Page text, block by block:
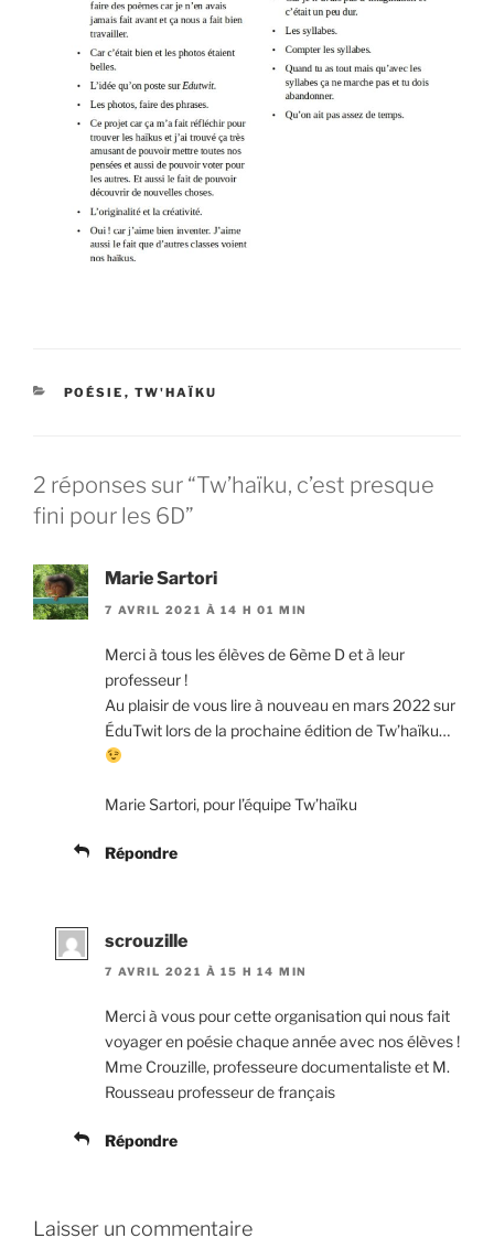
CATÉGORIES
POÉSIE , TW'HAÏKU
2 réponses sur “Tw’haïku, c’est presque
fini pour les 6D”
Marie Sartori
7 AVRIL 2021 À 14 H 01 MIN
Merci à tous les élèves de 6ème D et à leur
professeur !
Au plaisir de vous lire à nouveau en mars 2022 sur
ÉduTwit lors de la prochaine édition de Tw’haïku…
Marie Sartori, pour l’équipe Tw’haïku
Répondre
scrouzille
7 AVRIL 2021 À 15 H 14 MIN
Merci à vous pour cette organisation qui nous fait
voyager en poésie chaque année avec nos élèves !
Mme Crouzille, professeure documentaliste et M.
Rousseau professeur de français
Répondre
Laisser un commentaire